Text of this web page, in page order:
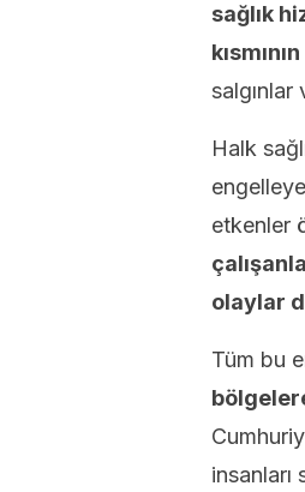
sağlık
Halk
etkenler
olaylar
Tüm bu